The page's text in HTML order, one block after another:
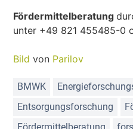
Fördermittelberatung
unter +49 821 455485-0
Bild von Parilov
BMWK
Entsorgungsforschung